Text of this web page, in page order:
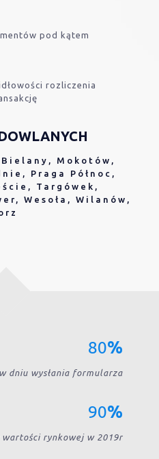
pod kątem
rozliczenia
Bielany, Mokotów,
Praga Północ,
Targówek,
Wesoła, Wilanów,
80%
dniu wysłania formularza
90%
wartości rynkowej w 2019r